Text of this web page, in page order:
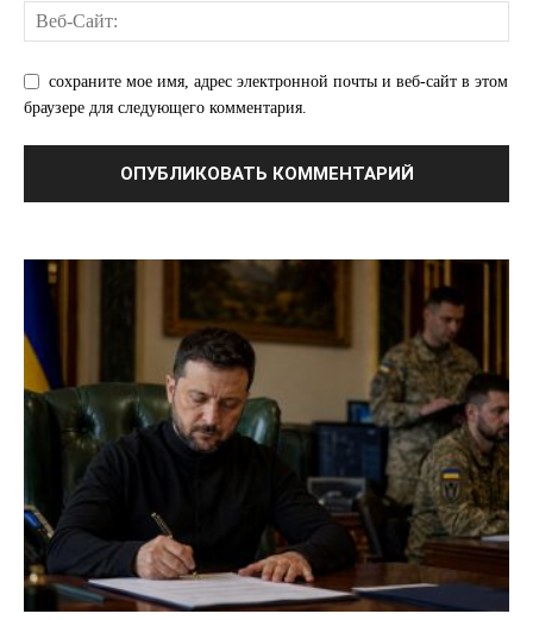
сохраните мое имя, адрес электронной почты и веб-сайт в этом
браузере для следующего комментария.